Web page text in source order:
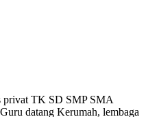
privat TK SD SMP SMA
datang Kerumah, lembaga